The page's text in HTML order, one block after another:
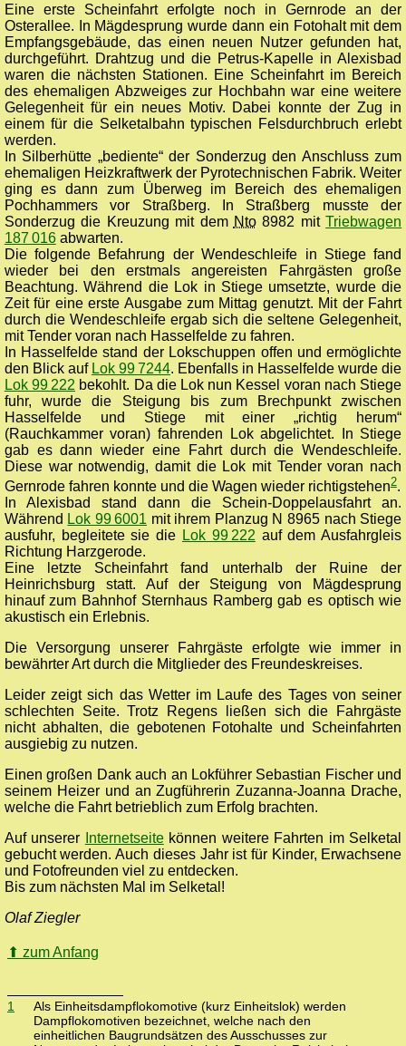
Eine erste Scheinfahrt erfolgte noch in Gernrode an der
Osterallee. In Mägdesprung wurde dann ein Fotohalt mit dem
Empfangsgebäude, das einen neuen Nutzer gefunden hat,
durchgeführt. Drahtzug und die Petrus-Kapelle in Alexisbad
waren die nächsten Stationen. Eine Scheinfahrt im Bereich
des ehemaligen Abzweiges zur Hochbahn war eine weitere
Gelegenheit für ein neues Motiv. Dabei konnte der Zug in
einem für die Selketalbahn typischen Felsdurchbruch erlebt
werden.
In Silberhütte „bediente“ der Sonderzug den Anschluss zum
ehemaligen Heizkraftwerk der Pyrotechnischen Fabrik. Weiter
ging es dann zum Überweg im Bereich des ehemaligen
Pochhammers vor Straßberg. In Straßberg musste der
Sonderzug die Kreuzung mit dem Nto8982 mitTriebwagen
187 016abwarten.
Die folgende Befahrung der Wendeschleife in Stiege fand
wieder bei den erstmals angereisten Fahrgästen große
Beachtung. Während die Lok in Stiege umsetzte, wurde die
Zeit für eine erste Ausgabe zum Mittag genutzt. Mit der Fahrt
durch die Wendeschleife ergab sich die seltene Gelegenheit,
mit Tender voran nach Hasselfelde zu fahren.
In Hasselfelde stand der Lokschuppen offen und ermöglichte
den Blick auf Lok 99 7244. Ebenfalls in Hasselfelde wurde die
Lok 99 222 bekohlt. Da die Lok nun Kessel voran nach Stiege
fuhr, wurde die Steigung bis zum Brechpunkt zwischen
Hasselfelde und Stiege mit einer „richtig herum“
(Rauchkammer voran) fahrenden Lok abgelichtet. In Stiege
gab es dann wieder eine Fahrt durch die Wendeschleife.
Diese war notwendig, damit die Lok mit Tender voran nach
Gernrode fahren konnte und die Wagen wieder richtigstehen2.
In Alexisbad stand dann die Schein-Doppelausfahrt an.
Während Lok 99 6001 mit ihrem Planzug N 8965 nach Stiege
ausfuhr, begleitete sie die Lok 99 222 auf dem Ausfahrgleis
Richtung Harzgerode.
Eine letzte Scheinfahrt fand unterhalb der Ruine der
Heinrichsburg statt. Auf der Steigung von Mägdesprung
hinauf zum Bahnhof Sternhaus Ramberg gab es optisch wie
akustisch ein Erlebnis.
Die Versorgung unserer Fahrgäste erfolgte wie immer in
bewährter Art durch die Mitglieder des Freundeskreises.
Leider zeigt sich das Wetter im Laufe des Tages von seiner
schlechten Seite. Trotz Regens ließen sich die Fahrgäste
nicht abhalten, die gebotenen Fotohalte und Scheinfahrten
ausgiebig zu nutzen.
Einen großen Dank auch an Lokführer Sebastian Fischer und
seinem Heizer und an Zugführerin Zuzanna-Joanna Drache,
welche die Fahrt betrieblich zum Erfolg brachten.
Auf unserer
Internetseitekönnen weitere Fahrten im Selketal
gebucht werden. Auch dieses Jahr ist für Kinder, Erwachsene
und Fotofreunden viel zu entdecken.
Bis zum nächsten Mal im Selketal!
Olaf Ziegler
⬆ zum Anfang
1
Als Einheitsdampflokomotive (kurz Einheitslok) werden
Dampflokomotiven bezeichnet, welche nach den
einheitlichen Baugrundsätzen des Ausschusses zur